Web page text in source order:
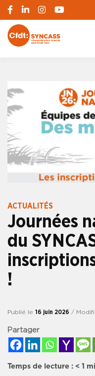
ACTUALITÉS
Journées
du
!
Publié le 16 juin 2026 /
Partager
Temps de lecture : < 1